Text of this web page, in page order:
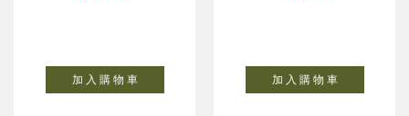
加 入 購 物 車 加 入 購 物 車